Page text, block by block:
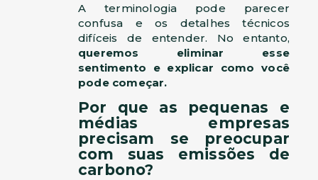
A terminologia pode parecer
confusa e os detalhes técnicos
difíceis de entender. No entanto,
queremos eliminar esse
sentimento e explicar como você
pode começar.
Por que as pequenas e
médias empresas
precisam se preocupar
com suas emissões de
carbono?